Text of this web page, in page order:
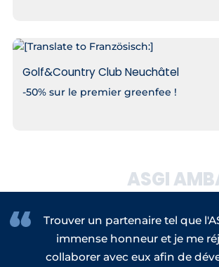
Golf&Country Club Neuchâtel
-50% sur le premier greenfee !
ASGI
Trouver un partenaire tel que
immense honneur et je me
collaborer avec eux afin de